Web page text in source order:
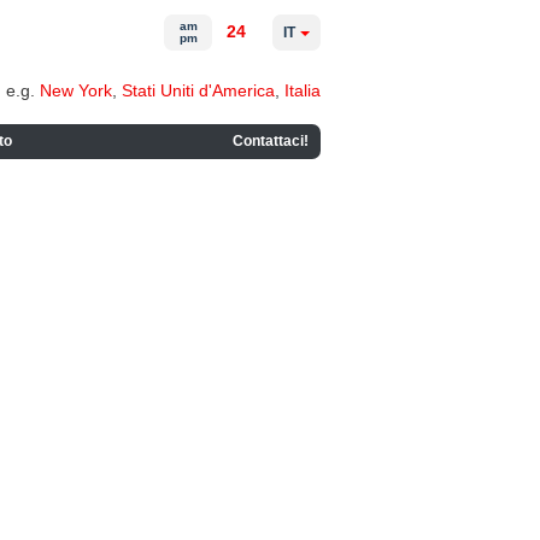
e.g. New York Stati Uniti d'America Italia
Contattaci!
am
pm
24 IT